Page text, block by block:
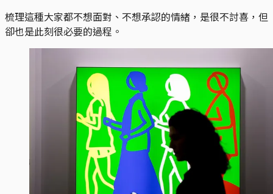
梳理這種大家都不想面對、不想承認的情緒，是很不討喜，但
卻也是此刻很必要的過程。